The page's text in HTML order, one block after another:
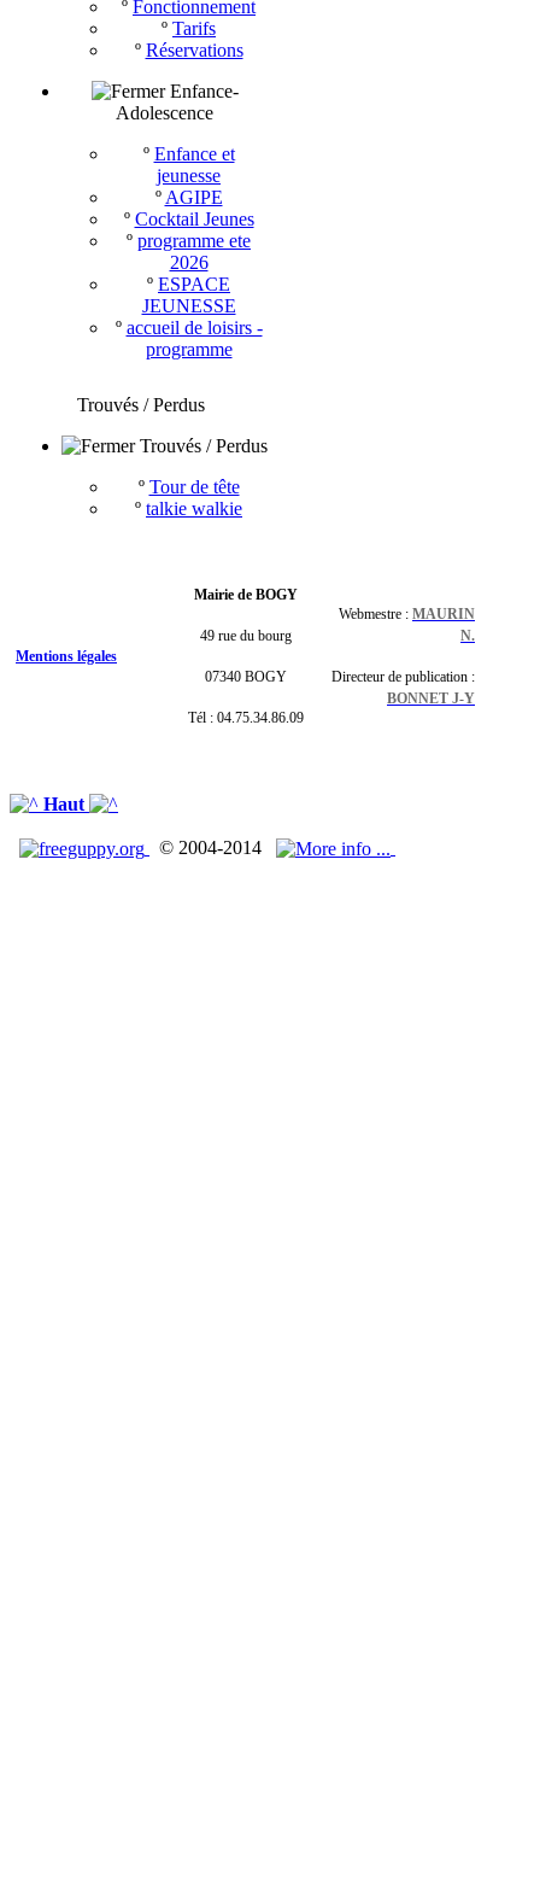
º Fonctionnement
º Tarifs
º Réservations
Enfance-
Adolescence
º Enfance et
jeunesse
º AGIPE
º Cocktail Jeunes
º programme ete
2026
º ESPACE
JEUNESSE
º accueil de loisirs -
programme
Trouvés / Perdus
Trouvés / Perdus
º Tour de tête
º talkie walkie
Mentions légales
Mairie de BOGY
49 rue du bourg
07340 BOGY
Tél : 04.75.34.86.09
Webmestre : MAURIN
N.
Directeur de publication :
BONNET J-Y
Haut
© 2004-2014